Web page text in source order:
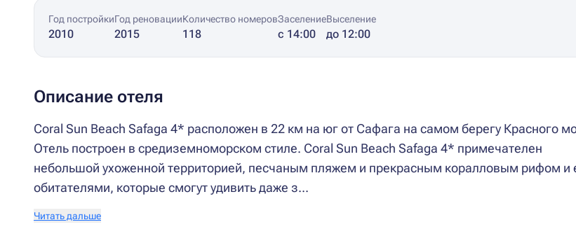
Год постройки
2010
Год реновации
2015
Количество номеров
118
Заселение
с 14:00
Выселение
до 12:00
Описание отеля
Coral Sun Beach Safaga 4* расположен в 22 км на юг от Сафага на самом берегу Красного
Отель построен в средиземноморском стиле. Coral Sun Beach Safaga 4* примечателен
небольшой ухоженной территорией, песчаным пляжем и прекрасным коралловым рифом и
обитателями, которые смогут удивить даже з...
Читать дальше